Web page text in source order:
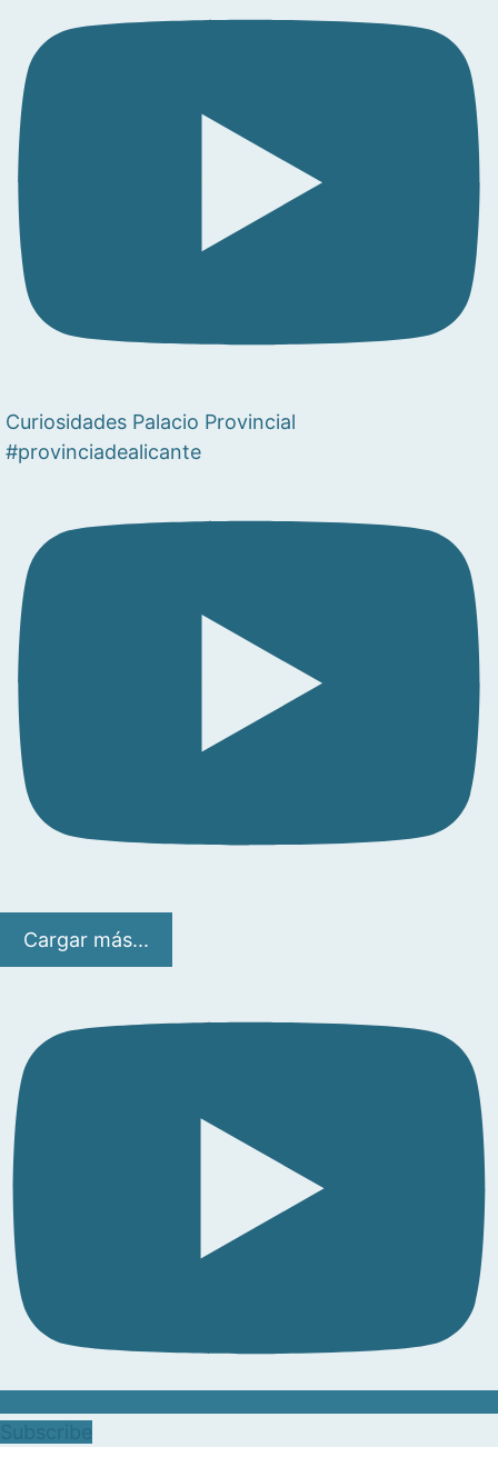
Curiosidades Palacio Provincial
#provinciadealicante
Cargar más...